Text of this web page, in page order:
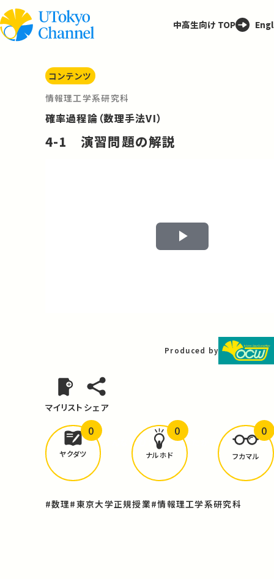
中高生向け TOP
コンテンツ
情報理工学系研究科
確率過程論（数理手法VI）
4-1 演習問題の解説
Play
Produced by
マイリスト シェア
どんな学びがありましたか？
ヤクダツ
0
ナルホド
0
フカマル
0
#数理#東京大学正規授業#情報理工学系研究科